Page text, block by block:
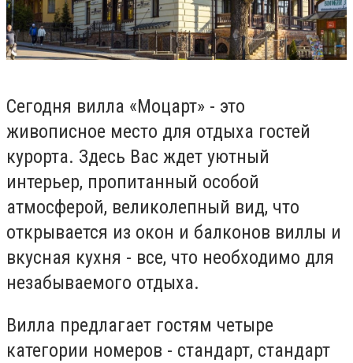
Сегодня вилла «Моцарт» - это
живописное место для отдыха гостей
курорта. Здесь Вас ждет уютный
интерьер, пропитанный особой
атмосферой, великолепный вид, что
открывается из окон и балконов виллы и
вкусная кухня - все, что необходимо для
незабываемого отдыха.
Вилла предлагает гостям четыре
категории номеров - стандарт, стандарт